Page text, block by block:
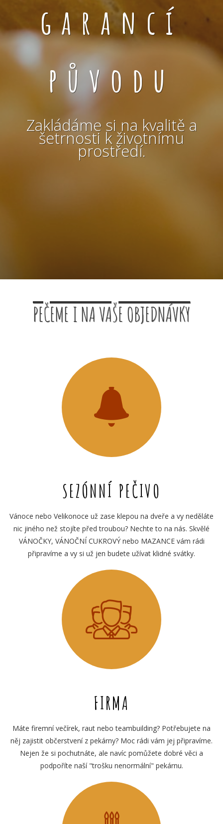
garancí
původu
Zakládáme si na kvalitě a
šetrnosti k životnímu
prostředí.
PEČEME I NA VAŠE OBJEDNÁVKY
SEZÓNNÍ PEČIVO
Vánoce nebo Velikonoce už zase klepou na dveře a vy neděláte
nic jiného než stojíte před troubou? Nechte to na nás. Skvělé
VÁNOČKY, VÁNOČNÍ CUKROVÝ nebo MAZANCE vám rádi
připravíme a vy si už jen budete užívat klidné svátky.
FIRMA
Máte firemní večírek, raut nebo teambuilding? Potřebujete na
něj zajistit občerstvení z pekárny? Moc rádi vám jej připravíme.
Nejen že si pochutnáte, ale navíc pomůžete dobré věci a
podpoříte naší "trošku nenormální" pekárnu.